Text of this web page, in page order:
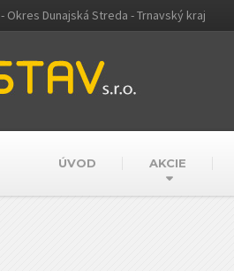
Okres Dunajská Streda - Trnavský kraj
ÚVOD AKCIE